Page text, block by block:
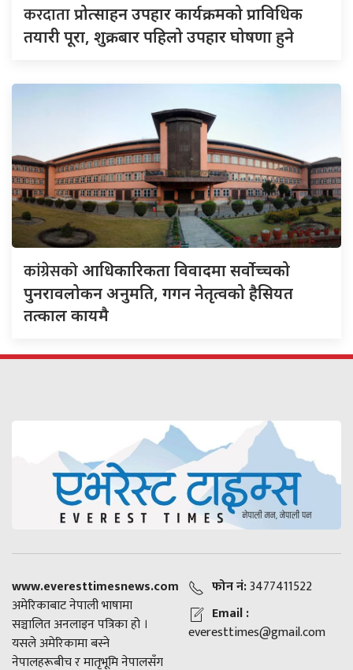
करदाताप्रोत्साहन उपहार कार्यक्रमको प्राविधिक
तयारी पूरा, शुक्रबार पहिलो उपहार घोषणा हुने
कांग्रेसकोआधिकारिकता विवादमा सर्वोच्चको
पुनरावलोकन अनुमति, गगन नेतृत्वको हैसियत
तत्काल कायमै
www.everesttimesnews.com
अमेरिकाबाट नेपाली भाषामा
सञ्चालित अनलाइन पत्रिका हो ।
यसले अमेरिकामा बस्ने
नेपालहरूबीच र मातृभूमि नेपालसँग
फोन नं:3477411522
Email :
everesttimes@gmail.com